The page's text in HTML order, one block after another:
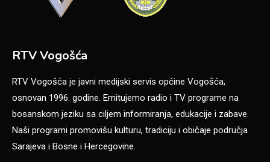
RTV Vogošća
RTV Vogošća je javni medijski servis općine Vogošća,
osnovan 1996. godine. Emitujemo radio i TV programe na
bosanskom jeziku sa ciljem informiranja, edukacije i zabave.
Naši programi promovišu kulturu, tradiciju i običaje područja
Sarajeva i Bosne i Hercegovine.